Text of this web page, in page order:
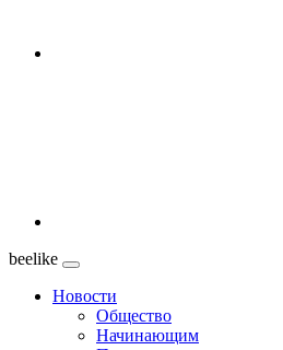
beelike
Новости
Общество
Начинающим